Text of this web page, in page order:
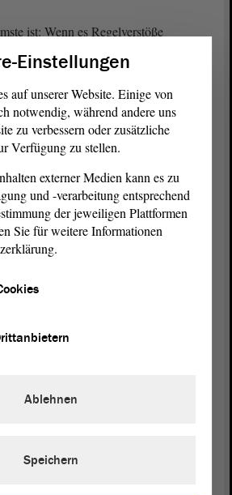
ist: Wenn es Regelverstöße
die heute besprochen
imAntragstehen, die sind alle
wir alle imAusschuss
auch ihren Beitrag leisten.
gut.
wir müssen uns überlegen, wie
mit diesem Problem der, ich
in unseren großen
was wir zulassen, wo wir einfach
Da kann man noch so viel Geld,
schaffen, wenn wir es nicht
und in der Schulklasse Kinder
nicht sein, dass da
Einstellungen
auf unserer Website. Einige von
notwendig, während andere uns
zu verbessern oder zusätzliche
Verfügung zu stellen.
externer Medien kann es zu
und -verarbeitung entsprechend
der jeweiligen Plattformen
Sie für weitere Informationen
Ablehnen
Speichern